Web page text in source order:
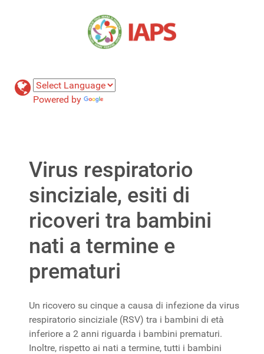
Powered by
Virus respiratorio
sinciziale, esiti di
ricoveri tra bambini
nati a termine e
prematuri
Un ricovero su cinque a causa di infezione da virus
respiratorio sinciziale (RSV) tra i bambini di età
inferiore a 2 anni riguarda i bambini prematuri.
Inoltre, rispetto ai nati a termine, tutti i bambini